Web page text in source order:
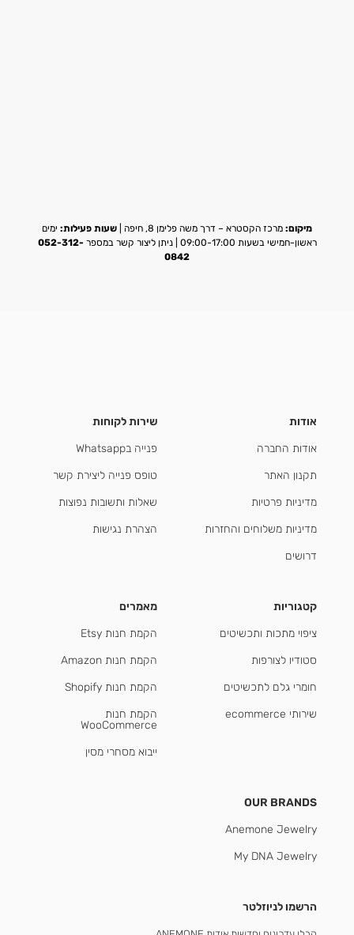
מיקום: מרכז הקסטרא – דרך משה פלימן 8, חיפה | שעות פעילות: ימים
ראשון-חמישי בשעות 09:00-17:00 | ניתן ליצור קשר במספר
052-312-
0842
אודות
אודות החברה
תקנון האתר
מדיניות פרטיות
מדיניות משלוחים והחזרות
דרושים
שירות לקוחות
פנייה בWhatsapp
טופס פנייה ליצירת קשר
שאלות ותשובות נפוצות
הצהרת נגישות
קטגוריות
ציפוי מתכות ותכשיטים
סטודיו לצורפות
חומרי גלם לתכשיטים
שירותי ecommerce
מאמרים
הקמת חנות Etsy
הקמת חנות Amazon
הקמת חנות Shopify
הקמת חנות
WooCommerce
ייבוא מסחרי מסין
OUR BRANDS
Anemone Jewelry
My DNA Jewelry
הרשמו לניוזלטר